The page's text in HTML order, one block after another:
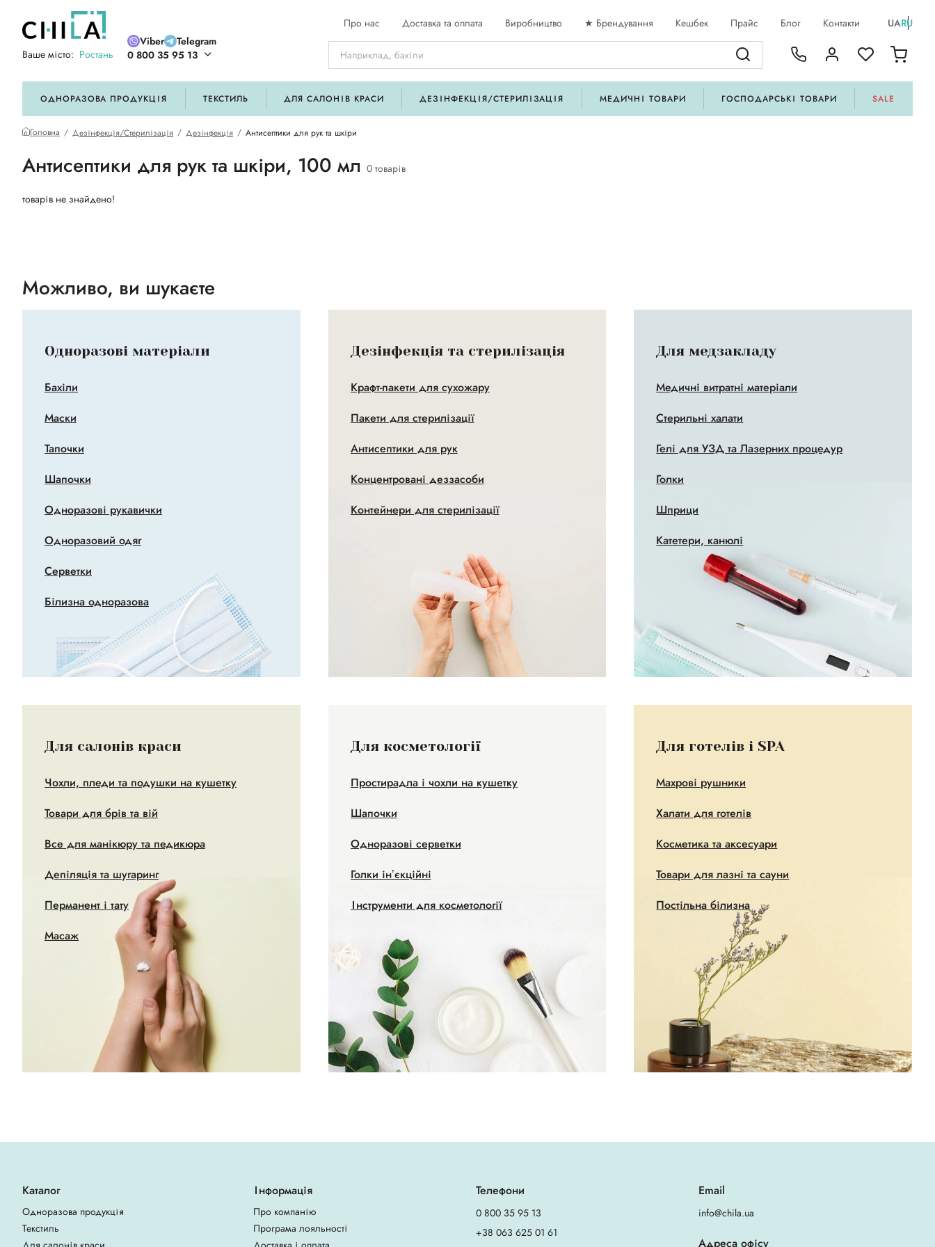
Ваше місто: Ростань
Viber
Telegram
0 800 35 95 13
Про нас Доставка та оплата Виробництво ★ Брендування Кешбек Прайс Блог Контакти UARU
ОДНОРАЗОВА ПРОДУКЦІЯ ТЕКСТИЛЬ ДЛЯ САЛОНІВ КРАСИ ДЕЗІНФЕКЦІЯ/СТЕРИЛІЗАЦІЯ МЕДИЧНІ ТОВАРИ ГОСПОДАРСЬКІ ТОВАРИ SALE
Головна Дезінфекція/Стерилізація Дезінфекція Антисептики для рук та шкіри
Антисептики для рук та шкіри, 100 мл 0 товарів
товарів не знайдено!
Можливо, ви шукаєте
Одноразові матеріали
Бахіли
Маски
Тапочки
Шапочки
Одноразові рукавички
Одноразовий одяг
Серветки
Білизна одноразова
Дезінфекція та стерилізація
Крафт-пакети для сухожару
Пакети для стерилізації
Антисептики для рук
Концентровані деззасоби
Контейнери для стерилізації
Для медзакладу
Медичні витратні матеріали
Стерильні халати
Гелі для УЗД та Лазерних процедур
Голки
Шприци
Катетери, канюлі
Для салонів краси
Чохли, пледи та подушки на кушетку
Товари для брів та вій
Все для манікюру та педикюра
Депіляція та шугаринг
Перманент і тату
Масаж
Для косметології
Простирадла і чохли на кушетку
Шапочки
Одноразові серветки
Голки інʼєкційні
Інструменти для косметології
Для готелів і SPA
Махрові рушники
Халати для готелів
Косметика та аксесуари
Товари для лазні та сауни
Постільна білизна
Каталог
Одноразова продукція
Текстиль
Інформація
Про компанію
Програма лояльності
Телефони
0 800 35 95 13
+38 063 625 01 61
Email
info@chila.ua
Адреса офісу